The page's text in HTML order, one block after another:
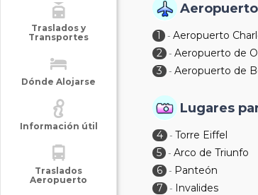
Traslados y
Transportes
Dónde Alojarse
Información útil
Traslados
Aeropuerto
1 -Aeropuerto
2 -Aeropuerto de
3
-Aeropuerto de
Lugares
4 - Torre Eiffel
5 -Arco de Triunfo
6 - Panteón
7
- Invalides